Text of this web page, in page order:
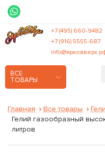
+7 (495) 660-9482
+7 (916) 5555-687
ВСЕ
ТОВАРЫ
Главная Все товары
Гелий газообразный
литров